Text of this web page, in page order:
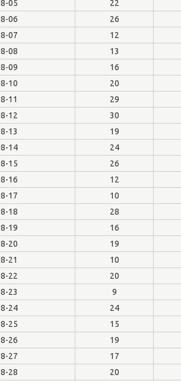
05
22
06
26
07
12
08
13
09
16
10
20
11
29
12
30
13
19
14
24
15
26
16
12
17
10
18
28
19
16
20
19
21
10
22
20
23
9
24
24
25
15
26
19
27
17
28
20